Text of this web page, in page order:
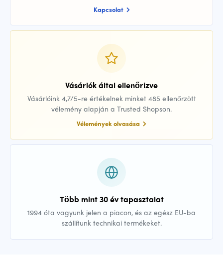
Kapcsolat
Vásárlók által ellenőrizve
Vásárlóink 4,7/5-re értékelnek minket 485 ellenőrzött
vélemény alapján a Trusted Shopson.
Vélemények olvasása
Több mint 30 év tapasztalat
1994 óta vagyunk jelen a piacon, és az egész EU-ba
szállítunk technikai termékeket.